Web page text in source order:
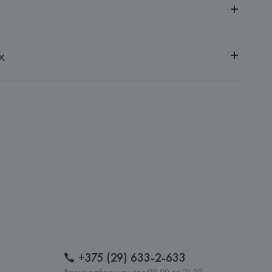
г. Минск, ул. Немига, 5, пом. 39
+375 (29) 633-2-633